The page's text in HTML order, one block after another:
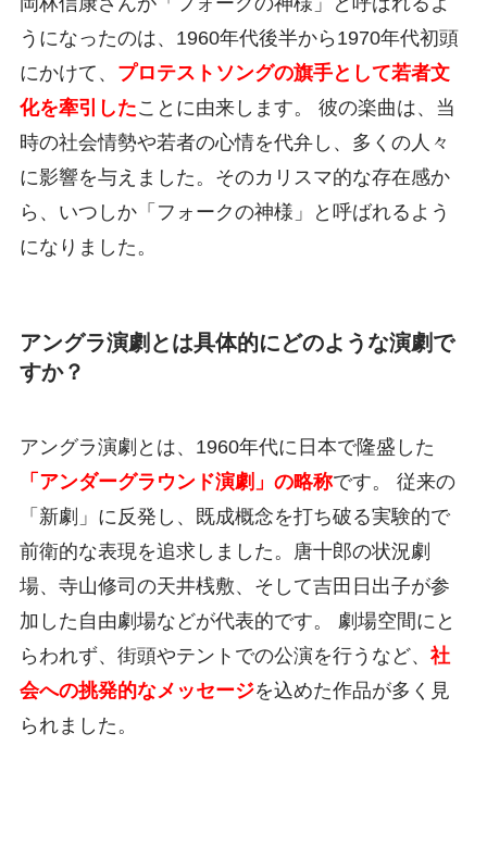
うになったのは、1960年代後半から1970年代初頭
にかけて、 プロテストソングの旗手として若者文
化を牽引したことに由来します。 彼の楽曲は、当
時の社会情勢や若者の心情を代弁し、多くの人々
に影響を与えました。そのカリスマ的な存在感か
ら、いつしか「フォークの神様」と呼ばれるよう
になりました。
アングラ演劇とは具体的にどのような演劇で
すか？
アングラ演劇とは、1960年代に日本で隆盛した
「アンダーグラウンド演劇」の略称です。 従来の
「新劇」に反発し、既成概念を打ち破る実験的で
前衛的な表現を追求しました。唐十郎の状況劇
場、寺山修司の天井桟敷、そして吉田日出子が参
加した自由劇場などが代表的です。 劇場空間にと
らわれず、街頭やテントでの公演を行うなど、 社
会への挑発的なメッセージを込めた作品が多く見
られました。